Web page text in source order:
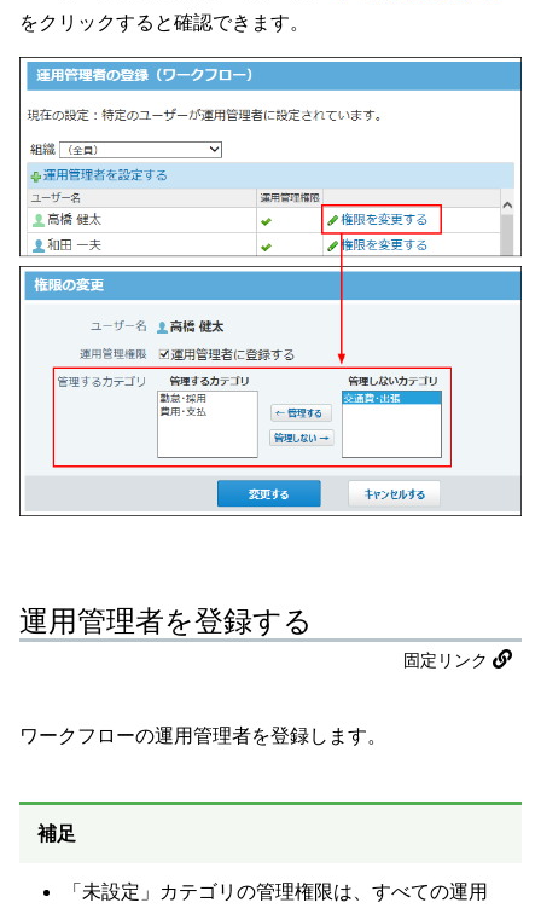
をクリックすると確認できます。
運用管理者を登録する
固定リンク
ワークフローの運用管理者を登録します。
補足
「未設定」カテゴリの管理権限は、すべての運用